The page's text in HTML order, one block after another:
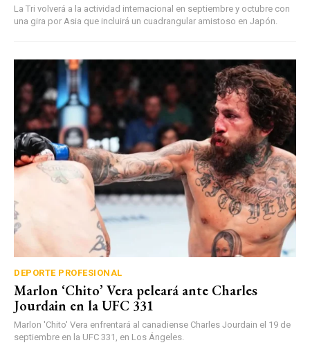
La Tri volverá a la actividad internacional en septiembre y octubre con
una gira por Asia que incluirá un cuadrangular amistoso en Japón.
DEPORTE PROFESIONAL
Marlon ‘Chito’ Vera peleará ante Charles
Jourdain en la UFC 331
Marlon 'Chito' Vera enfrentará al canadiense Charles Jourdain el 19 de
septiembre en la UFC 331, en Los Ángeles.